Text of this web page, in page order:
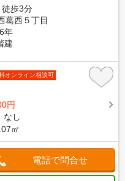
歩3分
葛西５丁目
年
建
オンライン相談可
円
なし
㎡
電話で問合せ